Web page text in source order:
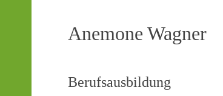
Anemone Wagner
Berufsausbildung